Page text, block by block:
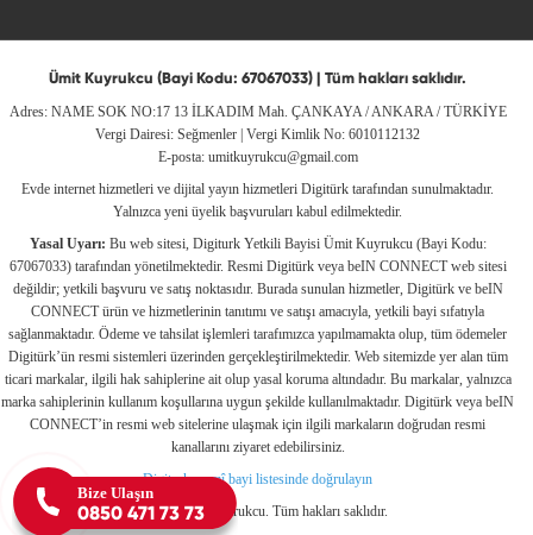
Ümit Kuyrukcu (Bayi Kodu: 67067033) | Tüm hakları saklıdır.
Adres: NAME SOK NO:17 13 İLKADIM Mah. ÇANKAYA / ANKARA / TÜRKİYE
Vergi Dairesi: Seğmenler | Vergi Kimlik No: 6010112132
E-posta: umitkuyrukcu@gmail.com
Evde internet hizmetleri ve dijital yayın hizmetleri Digitürk tarafından sunulmaktadır.
Yalnızca yeni üyelik başvuruları kabul edilmektedir.
Yasal Uyarı: Bu web sitesi, Digiturk Yetkili Bayisi Ümit Kuyrukcu (Bayi Kodu:
67067033) tarafından yönetilmektedir. Resmi Digitürk veya beIN CONNECT web sitesi
değildir; yetkili başvuru ve satış noktasıdır. Burada sunulan hizmetler, Digitürk ve beIN
CONNECT ürün ve hizmetlerinin tanıtımı ve satışı amacıyla, yetkili bayi sıfatıyla
sağlanmaktadır. Ödeme ve tahsilat işlemleri tarafımızca yapılmamakta olup, tüm ödemeler
Digitürk’ün resmi sistemleri üzerinden gerçekleştirilmektedir. Web sitemizde yer alan tüm
ticari markalar, ilgili hak sahiplerine ait olup yasal koruma altındadır. Bu markalar, yalnızca
marka sahiplerinin kullanım koşullarına uygun şekilde kullanılmaktadır. Digitürk veya beIN
CONNECT’in resmi web sitelerine ulaşmak için ilgili markaların doğrudan resmi
kanallarını ziyaret edebilirsiniz.
Digiturk resmî bayi listesinde doğrulayın
©2026Ümit Kuyrukcu. Tüm hakları saklıdır.
Bize Ulaşın
0850 471 73 73